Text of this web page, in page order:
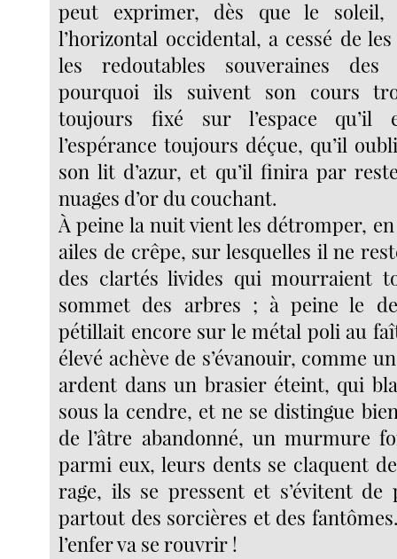
peut exprimer, dès que le soleil,
l’horizontal occidental, a cessé de
les redoutables souveraines des
pourquoi ils suivent son cours
toujours fixé sur l’espace qu’il
l’espérance toujours déçue, qu’il
son lit d’azur, et qu’il finira par
nuages d’or du couchant.
À peine la nuit vient les détromper,
ailes de crêpe, sur lesquelles il ne
des clartés livides qui mourraient
sommet des arbres ; à peine le
pétillait encore sur le métal poli au
élevé achève de s’évanouir, comme
ardent dans un brasier éteint, qui
sous la cendre, et ne se distingue
de l’âtre abandonné, un murmure
parmi eux, leurs dents se claquent
rage, ils se pressent et s’évitent
partout des sorcières et des
l’enfer va se rouvrir !